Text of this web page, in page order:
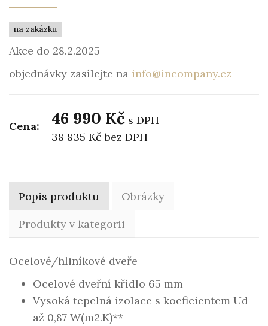
na zakázku
Akce do 28.2.2025
objednávky zasílejte na info@incompany.cz
Cena: 46 990 Kč s DPH
38 835 Kčbez DPH
Popis produktu
Obrázky
Produkty v kategorii
Ocelové/hliníkové dveře
Ocelové dveřní křídlo 65 mm
Vysoká tepelná izolace s koeficientem Ud
až 0,87 W(m2.K)**